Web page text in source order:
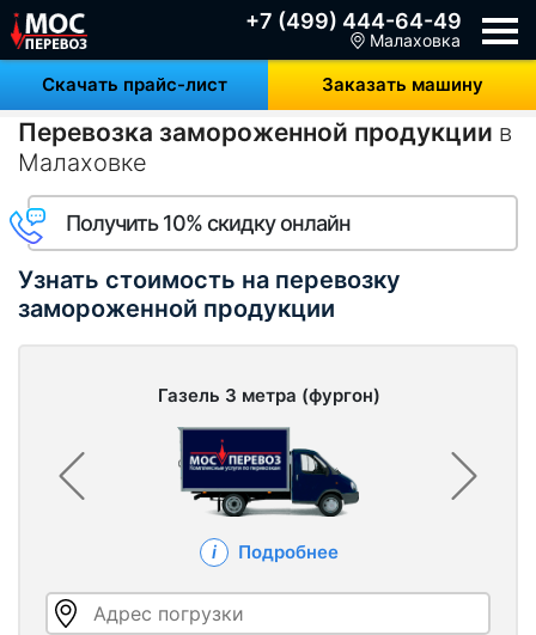
+7 (499) 444-64-49
Скачать прайс-лист Заказать машину
Малаховка
Перевозка замороженной продукции в
Малаховке
Получить 10% скидку онлайн
Узнать стоимость на перевозку
замороженной продукции
Газель 3 метра (фургон)
Подробнее
Адрес погрузки